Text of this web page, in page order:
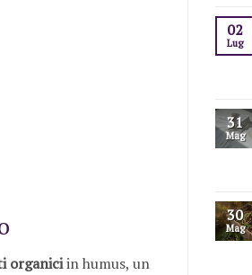
organiciin humus, un
02
Lug
31
Mag
30
Mag